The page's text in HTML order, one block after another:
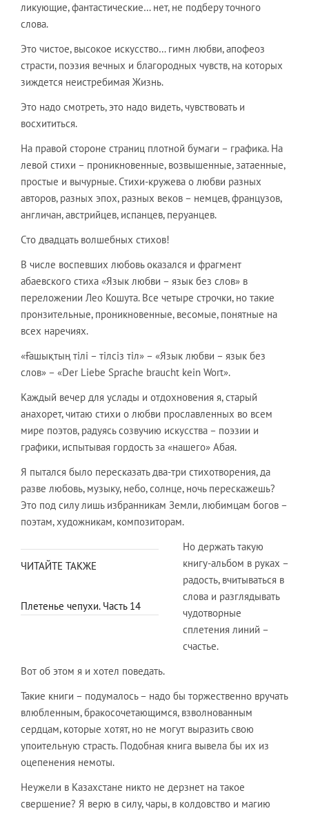
ликующие, фантастические… нет, не подберу точного
слова.
Это чистое, высокое искусство… гимн любви, апофеоз
страсти, поэзия вечных и благородных чувств, на которых
зиждется неистребимая Жизнь.
Это надо смотреть, это надо видеть, чувствовать и
восхититься.
На правой стороне страниц плотной бумаги – графика. На
левой стихи – проникновенные, возвышенные, затаенные,
простые и вычурные. Стихи-кружева о любви разных
авторов, разных эпох, разных веков – немцев, французов,
англичан, австрийцев, испанцев, перуанцев.
Сто двадцать волшебных стихов!
В числе воспевших любовь оказался и фрагмент
абаевского стиха «Язык любви – язык без слов» в
переложении Лео Кошута. Все четыре строчки, но такие
пронзительные, проникновенные, весомые, понятные на
всех наречиях.
«Ғашықтың тілі – тілсіз тіл» – «Язык любви – язык без
слов» – «Der Liebe Sprache braucht kein Wort».
Каждый вечер для услады и отдохновения я, старый
анахорет, читаю стихи о любви прославленных во всем
мире поэтов, радуясь созвучию искусства – поэзии и
графики, испытывая гордость за «нашего» Абая.
Я пытался было пересказать два-три стихотворения, да
разве любовь, музыку, небо, солнце, ночь перескажешь?
Это под силу лишь избранникам Земли, любимцам богов –
поэтам, художникам, композиторам.
ЧИТАЙТЕ ТАКЖЕ
Плетенье чепухи. Часть 14
Но держать такую
книгу-альбом в руках –
радость, вчитываться в
слова и разглядывать
чудотворные
сплетения линий –
счастье.
Вот об этом я и хотел поведать.
Такие книги – подумалось – надо бы торжественно вручать
влюбленным, бракосочетающимся, взволнованным
сердцам, которые хотят, но не могут выразить свою
упоительную страсть. Подобная книга вывела бы их из
оцепенения немоты.
Неужели в Казахстане никто не дерзнет на такое
свершение? Я верю в силу, чары, в колдовство и магию